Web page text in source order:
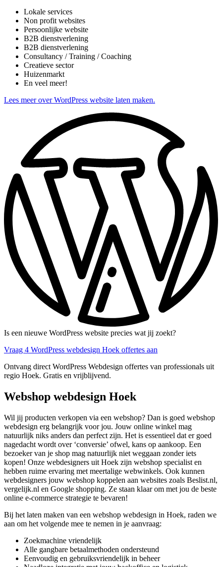
Lokale services
Non profit websites
Persoonlijke website
B2B dienstverlening
B2B dienstverlening
Consultancy / Training / Coaching
Creatieve sector
Huizenmarkt
En veel meer!
Lees meer over WordPress website laten maken.
Is een nieuwe WordPress website precies wat jij zoekt?
Vraag 4 WordPress webdesign Hoek offertes aan
Ontvang direct WordPress Webdesign offertes van professionals uit
regio Hoek. Gratis en vrijblijvend.
Webshop webdesign Hoek
Wil jij producten verkopen via een webshop? Dan is goed webshop
webdesign erg belangrijk voor jou. Jouw online winkel mag
natuurlijk niks anders dan perfect zijn. Het is essentieel dat er goed
nagedacht wordt over ‘conversie’ ofwel, kans op aankoop. Een
bezoeker van je shop mag natuurlijk niet weggaan zonder iets
kopen! Onze webdesigners uit Hoek zijn webshop specialist en
hebben ruime ervaring met meertalige webwinkels. Ook kunnen
webdesigners jouw webshop koppelen aan websites zoals Beslist.nl,
vergelijk.nl en Google shopping. Ze staan klaar om met jou de beste
online e-commerce strategie te bevaren!
Bij het laten maken van een webshop webdesign in Hoek, raden we
aan om het volgende mee te nemen in je aanvraag:
Zoekmachine vriendelijk
Alle gangbare betaalmethoden ondersteund
Eenvoudig en gebruiksvriendelijk in beheer